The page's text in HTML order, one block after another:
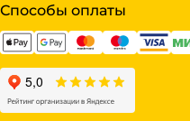
Способы оплаты